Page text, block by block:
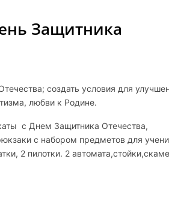
Защитника
создать условия для
любви к Родине.
с Днем Защитника Отечества,
с набором предметов для
2 пилотки. 2